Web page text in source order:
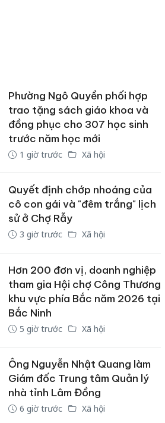
Phường Ngô Quyền phối hợp
trao tặng sách giáo khoa và
đồng phục cho 307 học sinh
trước năm học mới
1 giờ trước Xã hội
Quyết định chớp nhoáng của
cô con gái và "đêm trắng" lịch
sử ở Chợ Rẫy
3 giờ trước Xã hội
Hơn 200 đơn vị, doanh nghiệp
tham gia Hội chợ Công Thương
khu vực phía Bắc năm 2026 tại
Bắc Ninh
5 giờ trước Xã hội
Ông Nguyễn Nhật Quang làm
Giám đốc Trung tâm Quản lý
nhà tỉnh Lâm Đồng
6 giờ trước Xã hội